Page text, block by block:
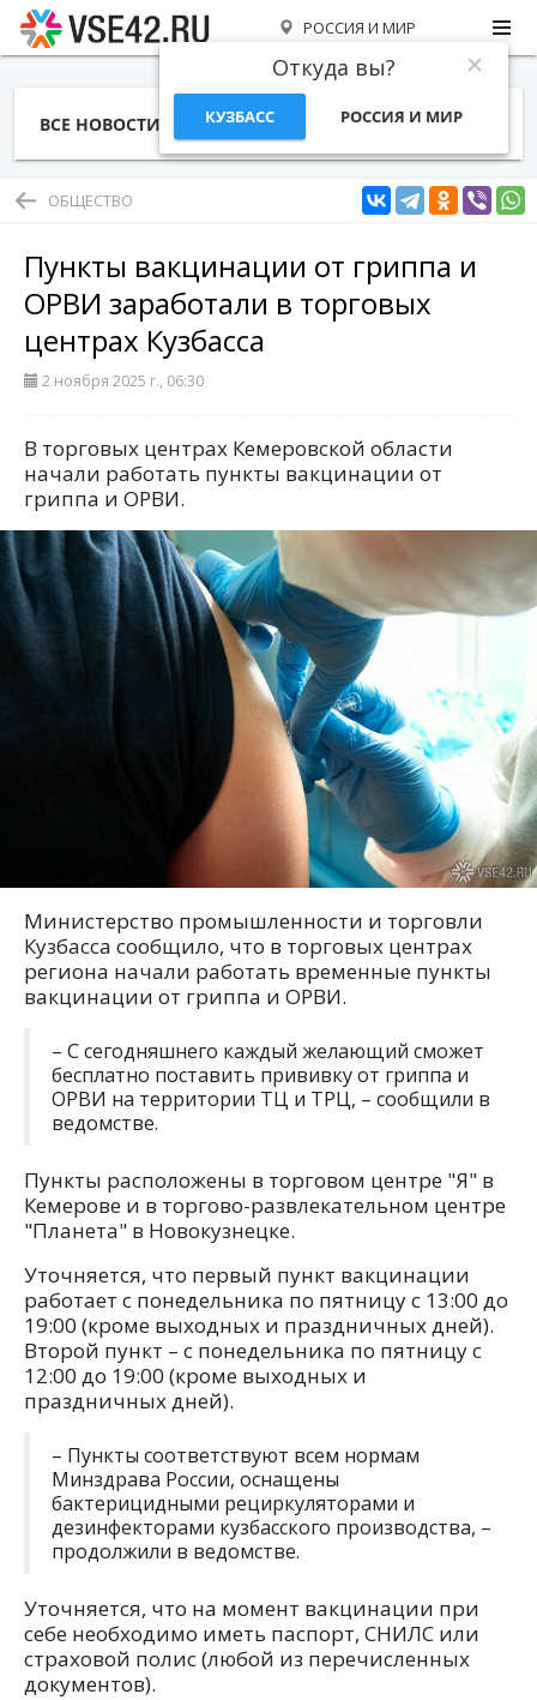
РОССИЯ И МИР
Откуда вы?
КУЗБАСС РОССИЯ И МИР
ВСЕ НОВОСТИ СТАТЬИ ТЕМЫ ФОТО
ОБЩЕСТВО
Пункты вакцинации от гриппа и
ОРВИ заработали в торговых
центрах Кузбасса
2 ноября 2025 г., 06:30
В торговых центрах Кемеровской области
начали работать пункты вакцинации от
гриппа и ОРВИ.
Министерство промышленности и торговли
Кузбасса сообщило, что в торговых центрах
региона начали работать временные пункты
вакцинации от гриппа и ОРВИ.
– С сегодняшнего каждый желающий сможет
бесплатно поставить прививку от гриппа и
ОРВИ на территории ТЦ и ТРЦ, – сообщили в
ведомстве.
Пункты расположены в торговом центре "Я" в
Кемерове и в торгово-развлекательном центре
"Планета" в Новокузнецке.
Уточняется, что первый пункт вакцинации
работает с понедельника по пятницу с 13:00 до
19:00 (кроме выходных и праздничных дней).
Второй пункт – с понедельника по пятницу с
12:00 до 19:00 (кроме выходных и
праздничных дней).
– Пункты соответствуют всем нормам
Минздрава России, оснащены
бактерицидными рециркуляторами и
дезинфекторами кузбасского производства, –
продолжили в ведомстве.
Уточняется, что на момент вакцинации при
себе необходимо иметь паспорт, СНИЛС или
страховой полис (любой из перечисленных
документов).